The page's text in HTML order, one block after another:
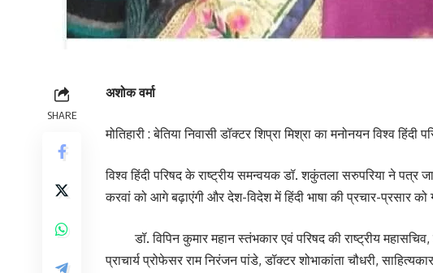
SHARE
अशोक वर्मा
मोतिहारी : बेतिया निवासी डॉक्टर शिप्रा मिश्रा का मनोनयन विश्व
विश्व हिंदी परिषद के राष्ट्रीय समन्वयक डॉ. शकुंतला सरुपरिया ने पत्र
करवां को आगे बढ़ाएंगी और देश-विदेश में हिंदी भाषा की प्रचार-प्रसार को
डॉ. विपिन कुमार महान स्तंभकार एवं परिषद की राष्ट्रीय
प्राचार्य प्रोफेसर राम निरंजन पांडे, डॉक्टर शोभाकांता चौधरी,